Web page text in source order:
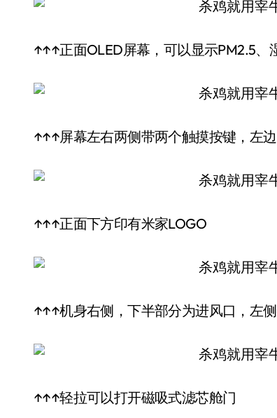
↑↑↑正面OLED屏幕，可以显示PM2.5、
↑↑↑屏幕左右两侧带两个触摸按键，左
↑↑↑正面下方印有米家LOGO
↑↑↑机身右侧，下半部分为进风口，左
↑↑↑轻拉可以打开磁吸式滤芯舱门